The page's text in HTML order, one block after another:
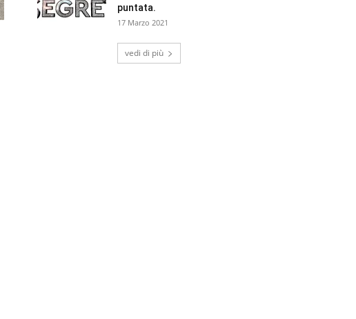
puntata.
17 Marzo 2021
vedi di più